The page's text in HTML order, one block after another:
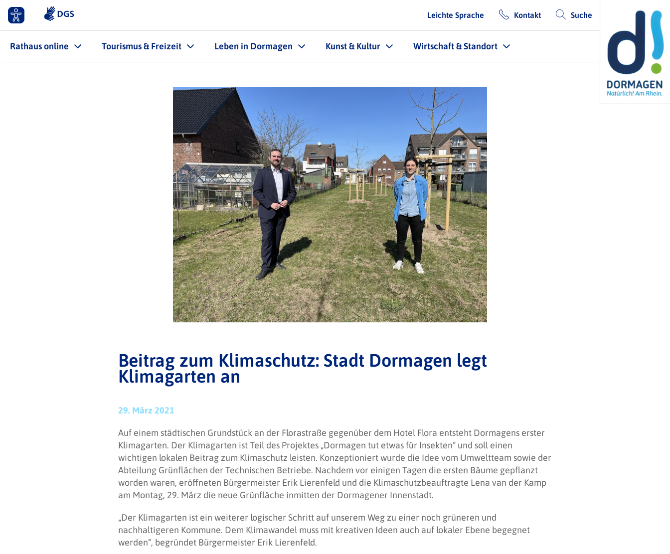
Leichte Sprache Kontakt Suche
Rathaus online Tourismus & Freizeit Leben in Dormagen Kunst & Kultur Wirtschaft & Standort
Beitrag zum Klimaschutz: Stadt Dormagen legt
Klimagarten an
29. März 2021
Auf einem städtischen Grundstück an der Florastraße gegenüber dem Hotel Flora entsteht Dormagens erster
Klimagarten. Der Klimagarten ist Teil des Projektes „Dormagen tut etwas für Insekten“ und soll einen
wichtigen lokalen Beitrag zum Klimaschutz leisten. Konzeptioniert wurde die Idee vom Umweltteam sowie der
Abteilung Grünflächen der Technischen Betriebe. Nachdem vor einigen Tagen die ersten Bäume gepflanzt
worden waren, eröffneten Bürgermeister Erik Lierenfeld und die Klimaschutzbeauftragte Lena van der Kamp
am Montag, 29. März die neue Grünfläche inmitten der Dormagener Innenstadt.
„Der Klimagarten ist ein weiterer logischer Schritt auf unserem Weg zu einer noch grüneren und
nachhaltigeren Kommune. Dem Klimawandel muss mit kreativen Ideen auch auf lokaler Ebene begegnet
werden“, begründet Bürgermeister Erik Lierenfeld.